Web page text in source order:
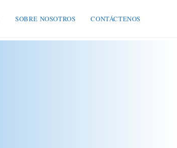
SOBRE NOSOTROS CONTÁCTENOS